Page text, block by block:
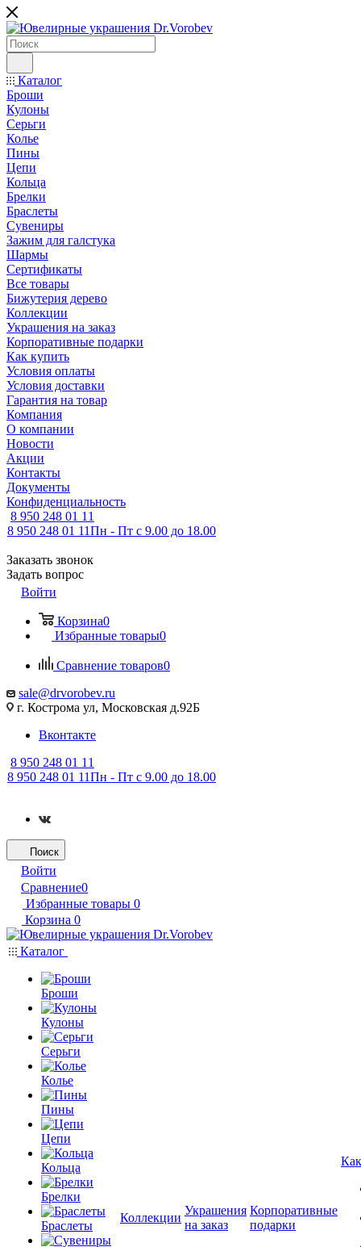
Каталог
Броши
Кулоны
Серьги
Колье
Пины
Цепи
Кольца
Брелки
Браслеты
Сувениры
Зажим для галстука
Шармы
Сертификаты
Все товары
Бижутерия дерево
Коллекции
Украшения на заказ
Корпоративные подарки
Как купить
Условия оплаты
Условия доставки
Гарантия на товар
Компания
О компании
Новости
Акции
Контакты
Документы
Конфиденциальность
8 950 248 01 11
8 950 248 01 11Пн - Пт с 9.00 до 18.00
Заказать звонок
Задать вопрос
Войти
Корзина0
Избранные товары0
Сравнение товаров0
sale@drvorobev.ru
г. Кострома ул, Московская д.92Б
Вконтакте
8 950 248 01 11
8 950 248 01 11Пн - Пт с 9.00 до 18.00
Поиск
Войти
Сравнение0
Избранные товары 0
Корзина 0
Каталог
Броши
Кулоны
Серьги
Колье
Пины
Цепи
Кольца
Брелки
Браслеты
Коллекции
Украшения
на заказ
Корпоративные
подарки